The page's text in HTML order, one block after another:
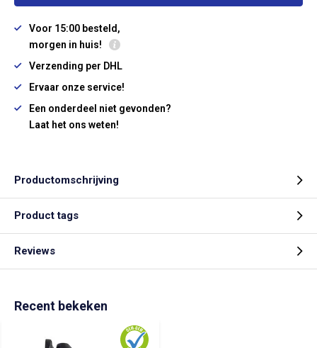
Voor 15:00 besteld,
morgen in huis!
Verzending per DHL
Ervaar onze service!
Een onderdeel niet gevonden?
Laat het ons weten!
Productomschrijving
Product tags
Reviews
Recent bekeken